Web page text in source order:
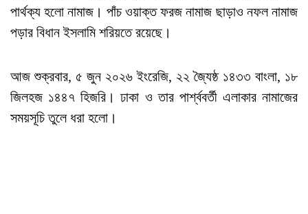
পার্থক্য হলো নামাজ। পাঁচ ওয়াক্ত ফরজ নামাজ ছাড়াও নফল নামাজ
পড়ার বিধান ইসলামি শরিয়তে রয়েছে।
আজ শুক্রবার, ৫ জুন ২০২৬ ইংরেজি, ২২ জ্যৈষ্ঠ ১৪৩৩ বাংলা, ১৮
জিলহজ ১৪৪৭ হিজরি। ঢাকা ও তার পার্শ্ববর্তী এলাকার নামাজের
সময়সূচি তুলে ধরা হলো।